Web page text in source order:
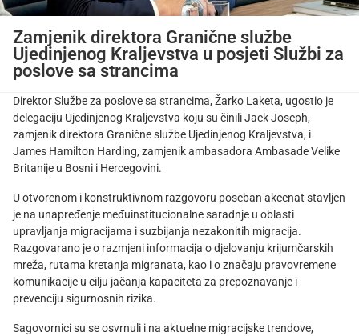
Zamjenik direktora Granične službe
Ujedinjenog Kraljevstva u posjeti Službi za
poslove sa strancima
Direktor Službe za poslove sa strancima, Žarko Laketa, ugostio je
delegaciju Ujedinjenog Kraljevstva koju su činili Jack Joseph,
zamjenik direktora Granične službe Ujedinjenog Kraljevstva, i
James Hamilton Harding, zamjenik ambasadora Ambasade Velike
Britanije u Bosni i Hercegovini.
U otvorenom i konstruktivnom razgovoru poseban akcenat stavljen
je na unapređenje međuinstitucionalne saradnje u oblasti
upravljanja migracijama i suzbijanja nezakonitih migracija.
Razgovarano je o razmjeni informacija o djelovanju krijumčarskih
mreža, rutama kretanja migranata, kao i o značaju pravovremene
komunikacije u cilju jačanja kapaciteta za prepoznavanje i
prevenciju sigurnosnih rizika.
Sagovornici su se osvrnuli i na aktuelne migracijske trendove,